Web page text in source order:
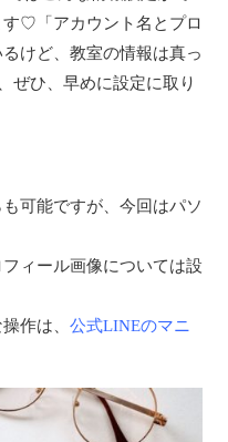
♡「アカウント名とプロ
けど、教室の情報は真っ
ぜひ、早めに設定に取り
可能ですが、今回はパソ
ィール画像については設
作は、 公式LINEのマニ